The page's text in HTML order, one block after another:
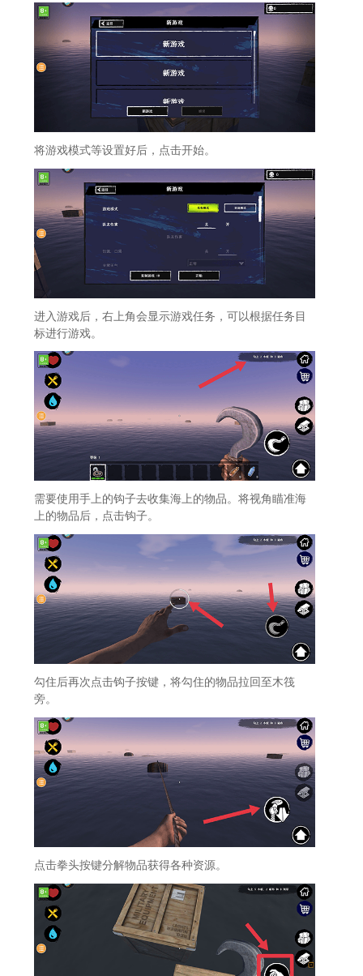
将游戏模式等设置好后，点击开始。
进入游戏后，右上角会显示游戏任务，可以根据任务目
标进行游戏。
需要使用手上的钩子去收集海上的物品。将视角瞄准海
上的物品后，点击钩子。
勾住后再次点击钩子按键，将勾住的物品拉回至木筏
旁。
点击拳头按键分解物品获得各种资源。